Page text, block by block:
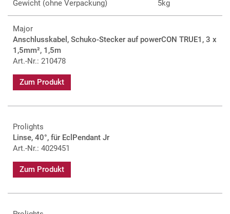
Gewicht (ohne Verpackung) 5kg
Major
Anschlusskabel, Schuko-Stecker auf powerCON TRUE1, 3 x
1,5mm², 1,5m
Art.-Nr.: 210478
Zum Produkt
Prolights
Linse, 40°, für EclPendant Jr
Art.-Nr.: 4029451
Zum Produkt